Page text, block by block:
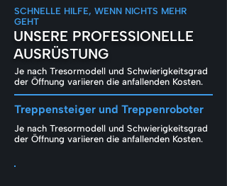
SCHNELLE HILFE, WENN NICHTS MEHR
GEHT
UNSERE PROFESSIONELLE
AUSRÜSTUNG
Je nach Tresormodell und Schwierigkeitsgrad
der Öffnung variieren die anfallenden Kosten.
Treppensteiger und Treppenroboter
Je nach Tresormodell und Schwierigkeitsgrad
der Öffnung variieren die anfallenden Kosten.